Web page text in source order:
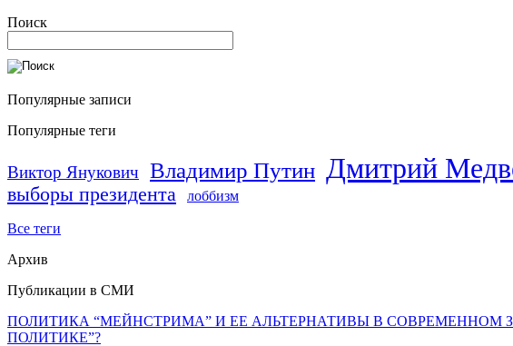
Поиск
Популярные записи
Популярные теги
Виктор Янукович Владимир Путин Дмитрий
выборы президента лоббизм
Все теги
Архив
Публикации в СМИ
ПОЛИТИКА “МЕЙНСТРИМА” И ЕЕ АЛЬТЕРНАТИВЫ В
ПОЛИТИКЕ”?